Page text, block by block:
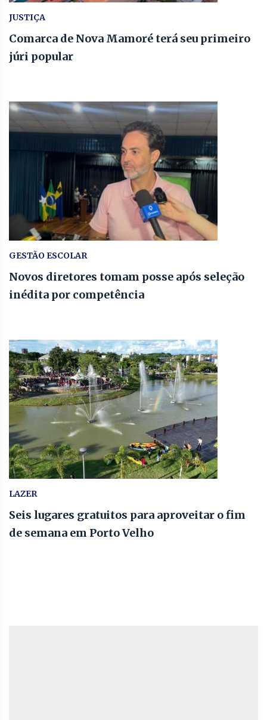
JUSTIÇA
Comarca de Nova Mamoré terá seu primeiro
júri popular
GESTÃO ESCOLAR
Novos diretores tomam posse após seleção
inédita por competência
LAZER
Seis lugares gratuitos para aproveitar o fim
de semana em Porto Velho